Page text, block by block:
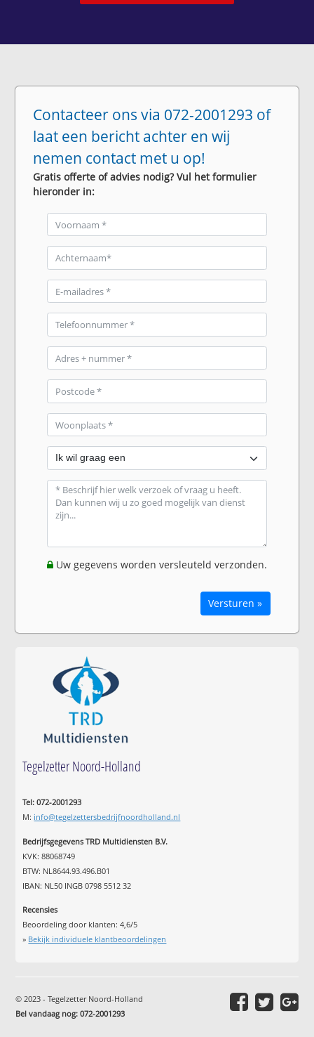
Contacteer ons via 072-2001293 of
laat een bericht achter en wij
nemen contact met u op!
Gratis offerte of advies nodig? Vul het formulier
hieronder in:
Uw gegevens worden versleuteld verzonden.
Versturen »
Tegelzetter Noord-Holland
Tel: 072-2001293
M: info@tegelzettersbedrijfnoordholland.nl
Bedrijfsgegevens TRD Multidiensten B.V.
KVK: 88068749
BTW: NL8644.93.496.B01
IBAN: NL50 INGB 0798 5512 32
Recensies
Beoordeling door klanten:4,6/5
» Bekijk individuele klantbeoordelingen
© 2023 - Tegelzetter Noord-Holland
Bel vandaag nog: 072-2001293